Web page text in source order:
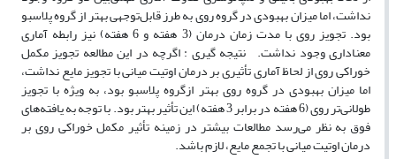
نداشت، اما میزان بهبودی در گروه روی به طرز قابل‌توجهی بهتر از گروه پلاسبو
بود. تجویز روی با مدت زمان درمان (3 هفته و 6 هفته) نیز رابطه آماری
معنا‌داری وجود نداشت. نتیجه گیری : اگرچه در این مطالعه تجویز مکمل
خوراکی روی از لحاظ آماری تأثیری بر درمان اوتیت میانی با تجویز مایع نداشت،
اما میزان بهبودی در گروه روی بهتر ازگروه پلاسبو بود، به ویژه با تجویز
طولانی‌تر روی (6 هفته در برابر 3 هفته) این تأثیر بهتر بود. با توجه به یافته‌های
فوق به نظر می‌رسد مطالعات بیشتر در زمینه تأثیر مکمل خوراکی روی بر
درمان اوتیت میانی با تجمع مایع، لازم باشد.